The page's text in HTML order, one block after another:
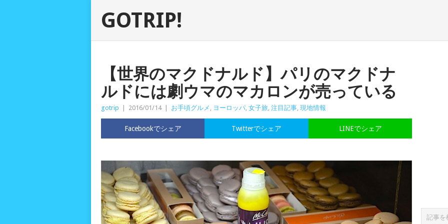
GOTRIP!
【世界のマクドナルド】パリのマクドナ
ルドには劇ウマのマカロンが売っている
gotrip 2016/01/14 お手頃グルメ , ヨーロッパ, 女子旅, 注目記事, 現地情報
Facebookでシェア LINEでシェア
Twitterでシェア